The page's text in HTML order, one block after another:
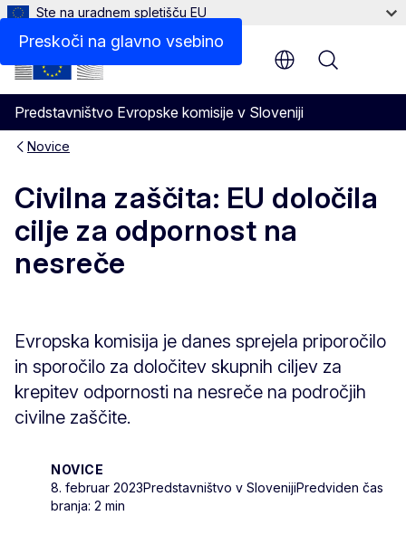
Preskoči na glavno vsebino
Ste na uradnem spletišču EU
Predstavništvo Evropske komisije v Sloveniji
Menu
Novice
Civilna zaščita: EU določila
cilje za odpornost na
nesreče
Evropska komisija je danes sprejela priporočilo
in sporočilo za določitev skupnih ciljev za
krepitev odpornosti na nesreče na področjih
civilne zaščite.
NOVICE
8. februar 2023Predstavništvo v SlovenijiPredviden čas
branja: 2 min